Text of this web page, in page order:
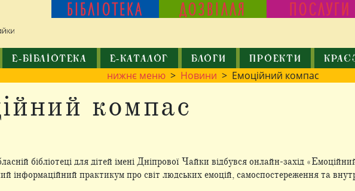
БІБЛІОТЕКА ДОЗВІЛЛЯ ПОСЛУГИ
Е-БІБЛІОТЕКА Е-КАТАЛОГ БЛОГИ ПРОЕКТИ
нижнє меню> Новини > Емоційний компас
компас
бібліотеці для дітей імені Дніпрової Чайки відбувся онлайн-захід
інформаційний практикум про світ людських емоцій, самоспостереження та